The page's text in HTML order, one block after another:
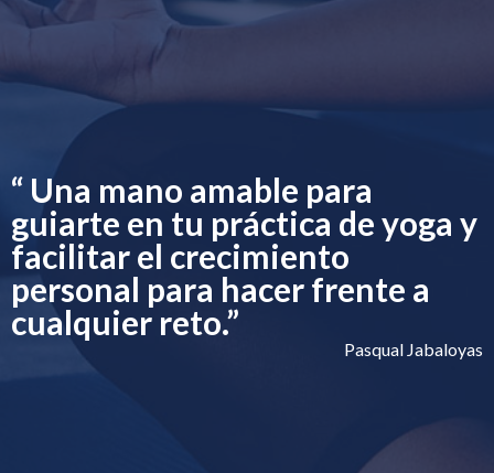
“ Una mano amable para
guiarte en tu práctica de yoga y
facilitar el crecimiento
personal para hacer frente a
cualquier reto.”
Pasqual Jabaloyas